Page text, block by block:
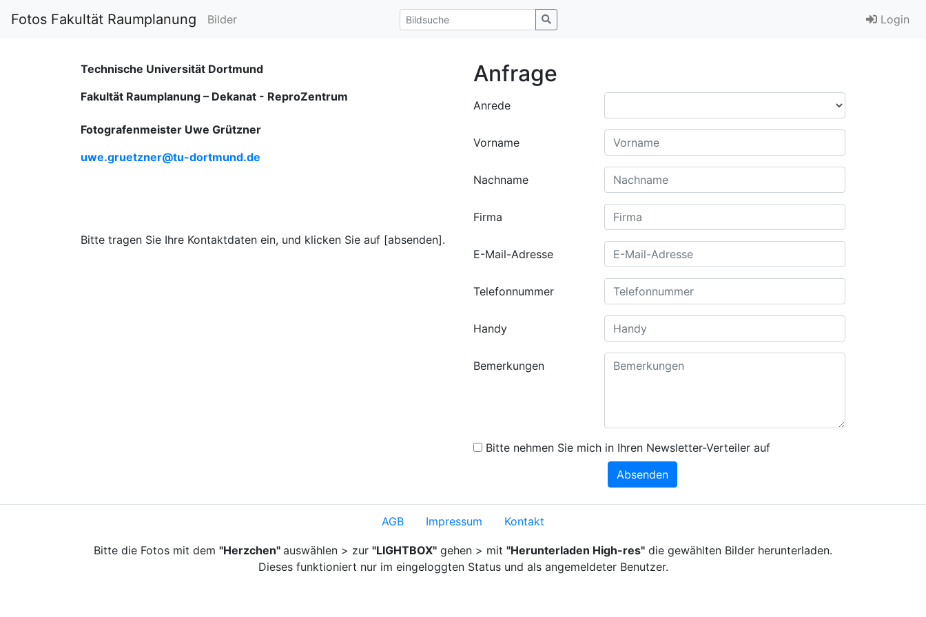
Fotos Fakultät Raumplanung Bilder Login
Technische Universität Dortmund
Fakultät Raumplanung – Dekanat - ReproZentrum
Fotografenmeister Uwe Grützner
uwe.gruetzner@tu-dortmund.de
Bitte tragen Sie Ihre Kontaktdaten ein, und klicken Sie auf [absenden].
Anfrage
Anrede
Vorname
Nachname
Firma
E-Mail-Adresse
Telefonnummer
Handy
Bemerkungen
Bitte nehmen Sie mich in Ihren Newsletter-Verteiler auf
Absenden
AGB Impressum Kontakt
Bitte die Fotos mit dem "Herzchen" auswählen > zur "LIGHTBOX" gehen > mit "Herunterladen High-res" die gewählten Bilder herunterladen.
Dieses funktioniert nur im eingeloggten Status und als angemeldeter Benutzer.